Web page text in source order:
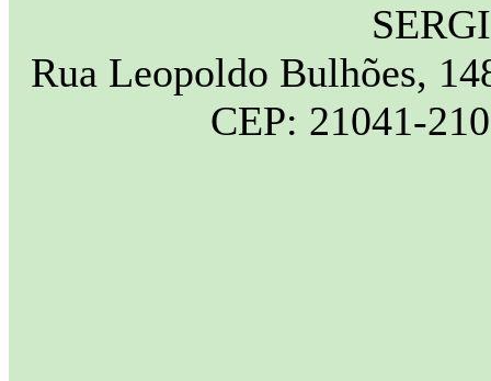
Rua Leopoldo Bulhões,
CEP: 21041-